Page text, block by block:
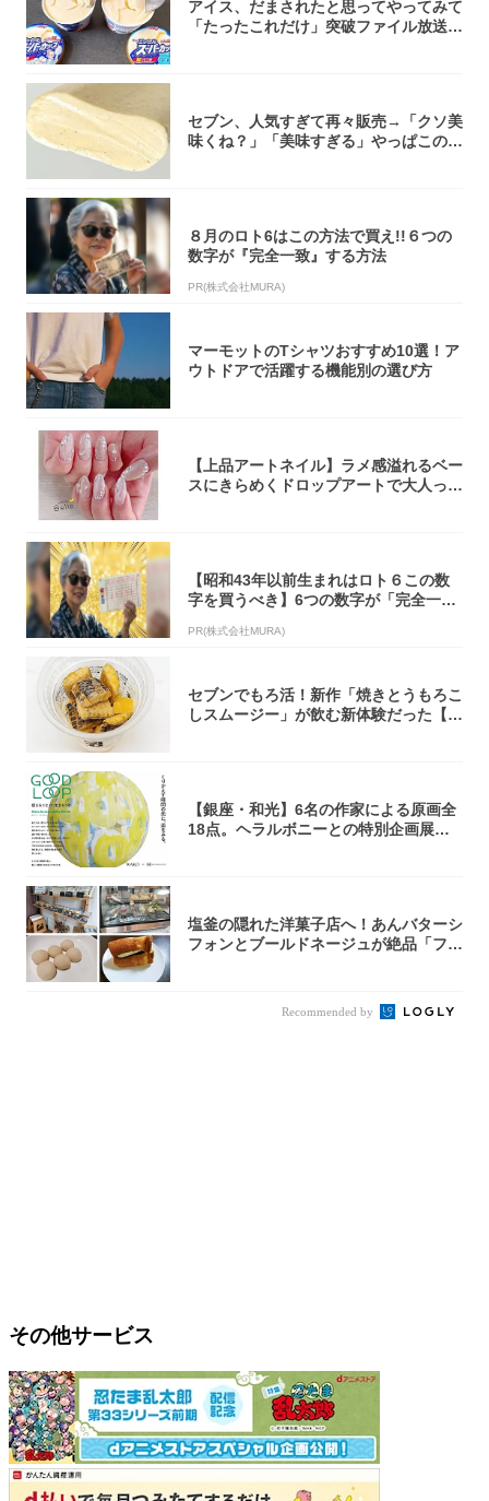
アイス、だまされたと思ってやってみて
「たったこれだけ」突破ファイル放送で
セブン、人気すぎて再々販売→「クソ美
味くね？」「美味すぎる」やっぱこのク
８月のロト6はこの方法で買え!!６つの
数字が『完全一致』する方法
PR(株式会社MURA)
マーモットのTシャツおすすめ10選！ア
ウトドアで活躍する機能別の選び方
【上品アートネイル】ラメ感溢れるベー
スにきらめくドロップアートで大人っぽ
【昭和43年以前生まれはロト６この数
字を買うべき】6つの数字が「完全一
PR(株式会社MURA)
セブンでもろ活！新作「焼きとうもろこ
しスムージー」が飲む新体験だった【東
【銀座・和光】6名の作家による原画全
18点。ヘラルボニーとの特別企画展「G
塩釜の隠れた洋菓子店へ！あんバターシ
フォンとブールドネージュが絶品「フー
Recommended by
その他サービス